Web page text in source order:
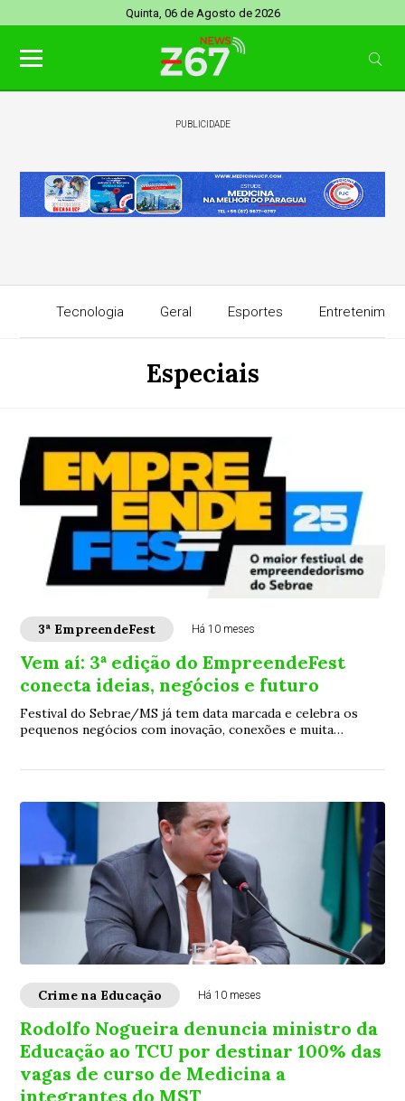
Quinta, 06 de Agosto de 2026
PUBLICIDADE
Tecnologia Geral Esportes
Especiais
3ª EmpreendeFest Há 10 meses
Vem aí: 3ª edição do EmpreendeFest
conecta ideias, negócios e futuro
Festival do Sebrae/MS já tem data marcada e celebra os
pequenos negócios com inovação, conexões e muita
Crime na Educação Há 10 meses
Rodolfo Nogueira denuncia ministro da
Educação ao TCU por destinar 100% das
vagas de curso de Medicina a
integrantes do MST